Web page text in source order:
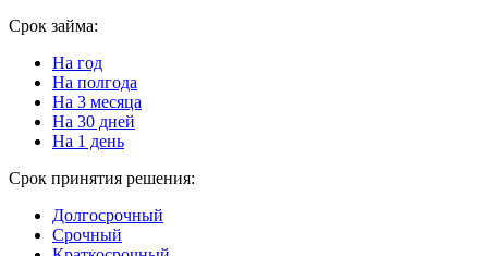
Срок займа:
На год
На полгода
На 3 месяца
На 30 дней
На 1 день
Срок принятия решения:
Долгосрочный
Срочный